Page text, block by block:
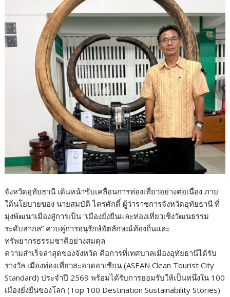
จังหวัดอุทัยธานี เดินหน้าขับเคลื่อนการท่องเที่ยวอย่างต่อเนื่อง ภาย
ใต้นโยบายของ นายสมบัติ ไตรศักดิ์ ผู้ว่าราชการจังหวัดอุทัยธานี ที่
มุ่งพัฒนาเมืองสู่การเป็น “เมืองยั่งยืนและท่องเที่ยวเชิงวัฒนธรรม
ระดับสากล” ควบคู่การอนุรักษ์อัตลักษณ์ท้องถิ่นและ
ทรัพยากรธรรมชาติอย่างสมดุล
ความสำเร็จล่าสุดของจังหวัด คือการที่เทศบาลเมืองอุทัยธานีได้รับ
รางวัล เมืองท่องเที่ยวสะอาดอาเซียน (ASEAN Clean Tourist City
Standard) ประจำปี 2569 พร้อมได้รับการยอมรับให้เป็นหนึ่งใน 100
เมืองยั่งยืนของโลก (Top 100 Destination Sustainability Stories)